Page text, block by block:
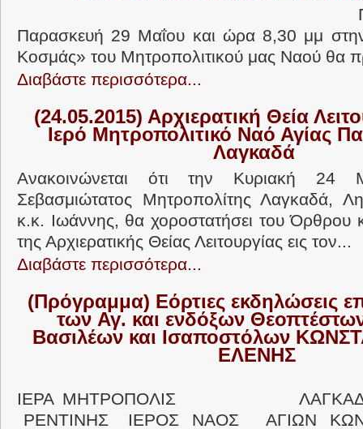
Παρασκευή 29 Μαΐου και ώρα 8,30 μμ
Κοσμάς» του Μητροπολιτικού μας Ναού θα
Διαβάστε περισσότερα...
(24.05.2015) Αρχιερατική Θεία
Ιερό Μητροπολιτικό Ναό Αγίας
Λαγκαδά
Ανακοινώνεται ότι την Κυριακή
Σεβασμιώτατος Μητροπολίτης Λαγκαδά,
κ.κ. Ιωάννης, θα χοροστατήσει του Όρθρου
της Αρχιερατικής Θείας Λειτουργίας εις τον...
Διαβάστε περισσότερα...
(Πρόγραμμα) Εόρτιες εκδηλώσεις
τωνΑγ. και ενδόξων
Βασιλέων και Ισαποστόλων
ΕΛΕΝΗΣ
ΙΕΡΑ ΜΗΤΡΟΠΟΛΙΣ
ΡΕΝΤΙΝΗΣ ΙΕΡΟΣ ΝΑΟΣ ΑΓΙΩΝ